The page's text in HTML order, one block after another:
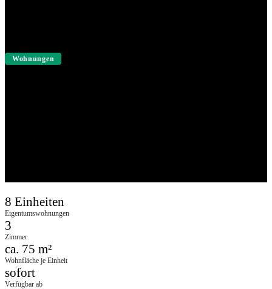
Wohnungen
8 Einheiten
Eigentumswohnungen
3
Zimmer
ca. 75 m²
Wohnfläche je Einheit
sofort
Verfügbar ab